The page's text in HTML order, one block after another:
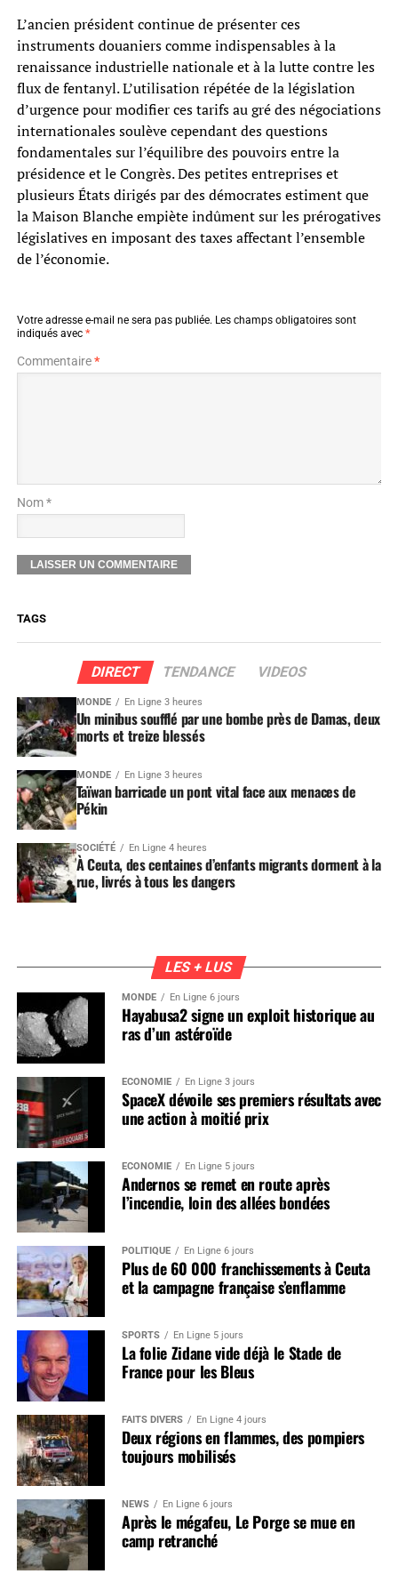
L’ancien président continue de présenter ces
instruments douaniers comme indispensables à la
renaissance industrielle nationale et à la lutte contre les
flux de fentanyl. L’utilisation répétée de la législation
d’urgence pour modifier ces tarifs au gré des négociations
internationales soulève cependant des questions
fondamentales sur l’équilibre des pouvoirs entre la
présidence et le Congrès. Des petites entreprises et
plusieurs États dirigés par des démocrates estiment que
la Maison Blanche empiète indûment sur les prérogatives
législatives en imposant des taxes affectant l’ensemble
de l’économie.
Votre adresse e-mail ne sera pas publiée. Les champs obligatoires sont
indiqués avec *
Commentaire*
Nom *
TAGS
DIRECT TENDANCE VIDEOS
MONDE En Ligne 3 heures
Un minibus soufflé par une bombe près de Damas, deux
morts et treize blessés
MONDE En Ligne 3 heures
Taïwan barricade un pont vital face aux menaces de
Pékin
SOCIÉTÉ En Ligne 4 heures
À Ceuta, des centaines d’enfants migrants dorment à la
rue, livrés à tous les dangers
LES + LUS
MONDE En Ligne 6 jours
Hayabusa2 signe un exploit historique au
ras d’un astéroïde
ÉCONOMIE En Ligne 3 jours
SpaceX dévoile ses premiers résultats avec
une action à moitié prix
ÉCONOMIE En Ligne 5 jours
Andernos se remet en route après
l’incendie, loin des allées bondées
POLITIQUE En Ligne 6 jours
Plus de 60 000 franchissements à Ceuta
et la campagne française s’enflamme
SPORTS En Ligne 5 jours
La folie Zidane vide déjà le Stade de
France pour les Bleus
FAITS DIVERS En Ligne 4 jours
Deux régions en flammes, des pompiers
toujours mobilisés
NEWS En Ligne 6 jours
Après le mégafeu, Le Porge se mue en
camp retranché